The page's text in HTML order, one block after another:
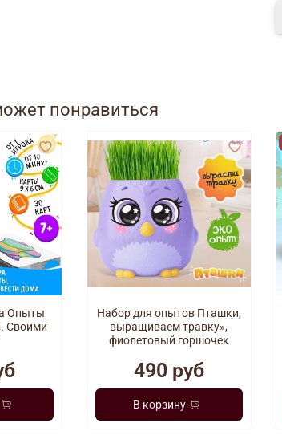
понравиться
Опыты
Своими
Набор для опытов Пташки,
выращиваем травку»,
фиолетовый горшочек
490 руб
В корзину